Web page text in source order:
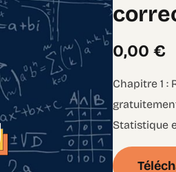
0,00€
Chapitre 1 :
Statistique